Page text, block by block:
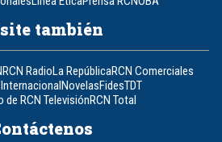
también
RCN RadioLa RepúblicaRCN Comerciales
NovelasFidesTDT
de RCN TelevisiónRCN Total